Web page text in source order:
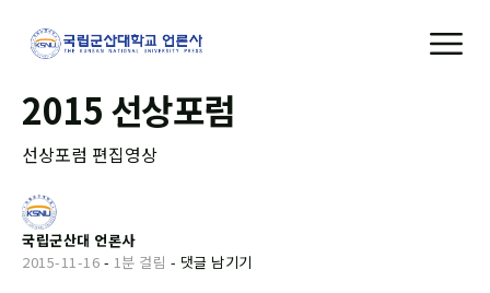
2015 선상포럼
선상포럼 편집영상
국립군산대 언론사
2015-11-16 - 1분 걸림 - 댓글 남기기